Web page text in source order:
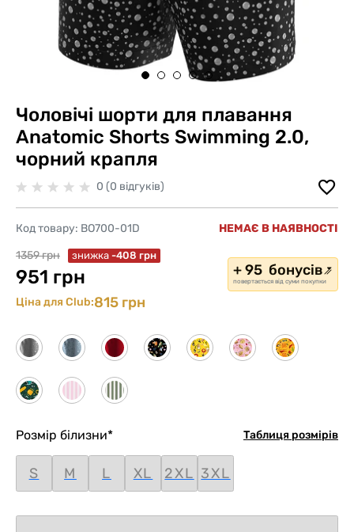
Чоловічі шорти для плавання
Anatomic Shorts Swimming 2.0,
чорний крапля
0 (0 відгуків)
Код товару: BO700-01D
НЕМАЄ В НАЯВНОСТІ
1359 грн
знижка -408 грн
951 грн + 95 бонусів
повертається від суми покупки
Ціна для Club:815 грн
Таблиця розмірів
Розмір білизни*
S M L XL 2XL 3XL